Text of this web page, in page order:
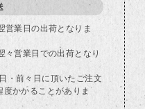
営業日の出荷となりま
々営業日での出荷となり
・前々日に頂いたご注文
かかることがありま